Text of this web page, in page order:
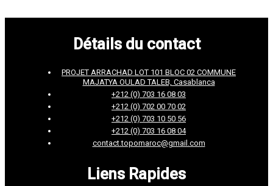
Détails du contact
PROJET ARRACHAD LOT 101 BLOC 02 COMMUNE
MAJATYA OULAD TALEB, Casablanca
+212 (0) 703 16 08 03
+212 (0) 702 00 70 02
+212 (0) 703 10 50 56
+212 (0) 703 16 08 04
contact.topomaroc@gmail.com
Liens Rapides